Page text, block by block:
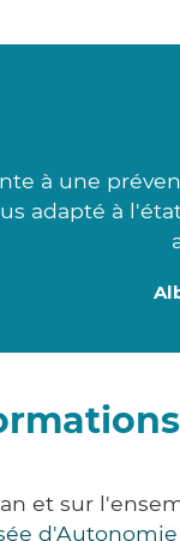
à une
adapté à
et sur
d'Autonomie